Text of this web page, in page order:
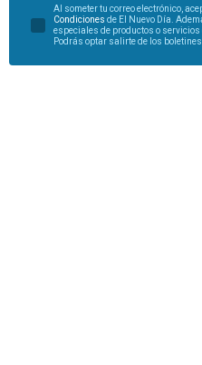
Al someter tu correo electrónico,
Condiciones de El Nuevo Día.
especiales de productos o servicios
Podrás optar salirte de los